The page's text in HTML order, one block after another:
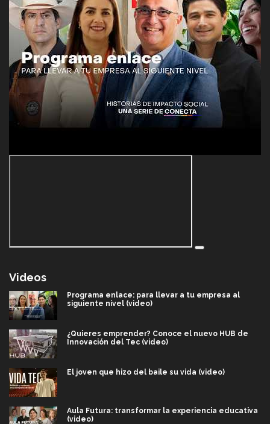
Videos
Programa enlace: para llevar a tu empresa al
siguiente nivel (video)
¿Quieres emprender? Conoce el nuevo HUB de
Innovación del Tec (video)
El joven que hizo del baile su vida (video)
Aula Futura: transformar la experiencia educativa
(video)